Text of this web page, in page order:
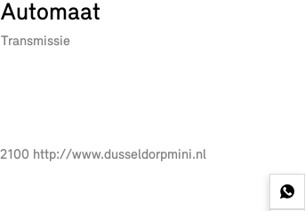
Automaat
Transmissie